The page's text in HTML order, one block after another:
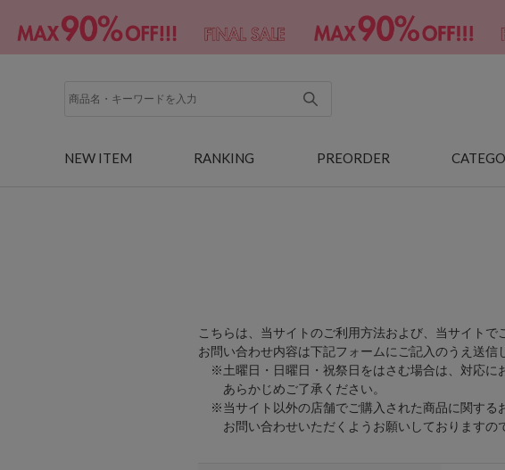
NEW ITEM RANKING PREORDER
こちらは、当サイトのご利用方法および、当サイト
お問い合わせ内容は下記フォームにご記入のうえ送信
※土曜日・日曜日・祝祭日をはさむ場合は、対応に
あらかじめご了承ください。
※当サイト以外の店舗でご購入された商品に関する
お問い合わせいただくようお願いしておりますの